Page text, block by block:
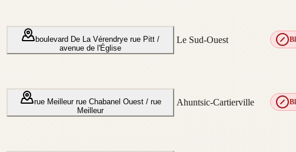
boulevard De La Vérendrye rue Pitt /
avenue de l'Église
Le Sud-Ouest
rue Meilleur rue Chabanel Ouest / rue
Meilleur
Ahuntsic-Cartierville